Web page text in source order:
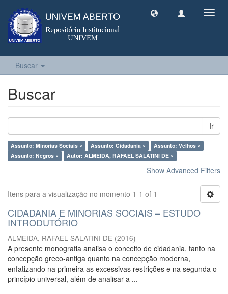
Buscar
Buscar
Ir
Assunto: Minorias Sociais × Assunto: Cidadania ×
Assunto: Velhos ×
Assunto: Negros ×
Autor: ALMEIDA, RAFAEL SALATINI DE ×
Show Advanced Filters
Itens para a visualização no momento 1-1 of 1
CIDADANIA E MINORIAS SOCIAIS – ESTUDO
INTRODUTÓRIO
ALMEIDA, RAFAEL SALATINI DE (2016)
A presente monografia analisa o conceito de cidadania, tanto na
concepção greco-antiga quanto na concepção moderna,
enfatizando na primeira as excessivas restrições e na segunda o
princípio universal, além de analisar a ...